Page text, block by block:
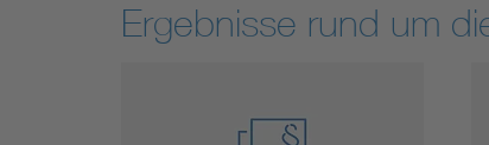
Ergebnisse rund um